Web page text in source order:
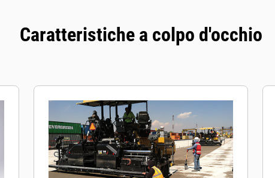
Caratteristiche a colpo d'occhio